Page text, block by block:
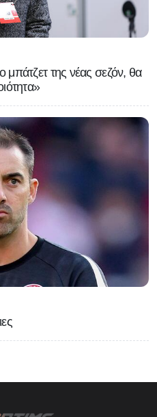
της νέας σεζόν, θα